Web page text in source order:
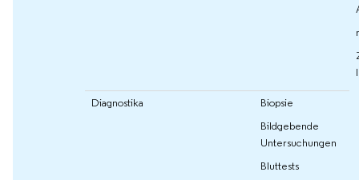
Diagnostika
Biopsie
Bildgebende
Untersuchungen
Bluttests